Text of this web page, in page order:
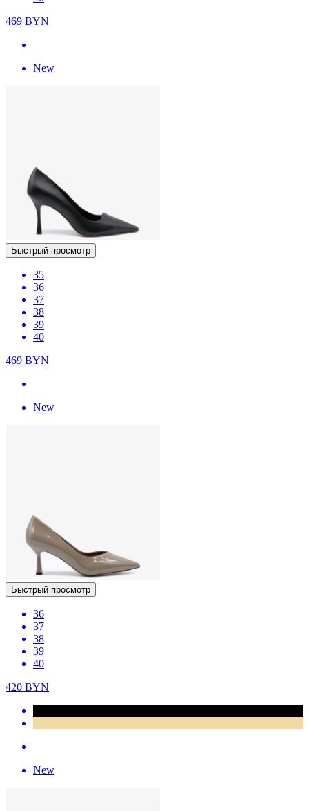
469 BYN
New
Быстрый просмотр
35
36
37
38
39
40
469 BYN
New
Быстрый просмотр
36
37
38
39
40
420 BYN
New